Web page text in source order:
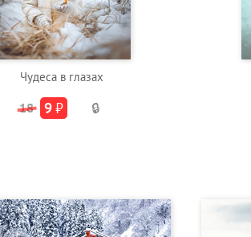
Чудеса в глазах
18 9₽ 🔒